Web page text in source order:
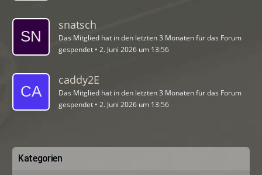
snatsch
Das Mitglied hat in den letzten 3 Monaten für das Forum
gespendet
2. Juni 2026 um 13:56
caddy2E
Das Mitglied hat in den letzten 3 Monaten für das Forum
gespendet
2. Juni 2026 um 13:56
Kategorien